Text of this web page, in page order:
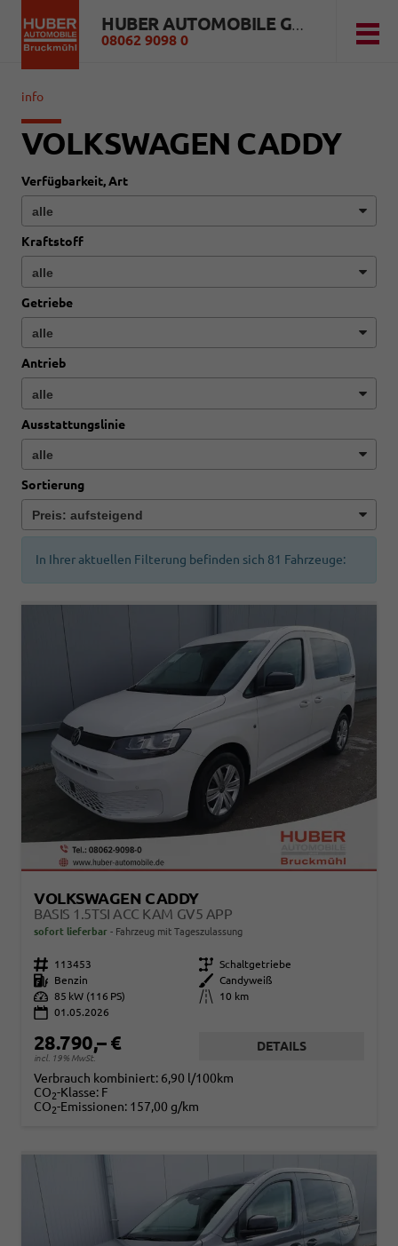
HUBER AUTOMOBILE GMBH
08062 9098 0
info
VOLKSWAGEN CADDY
Verfügbarkeit, Art
Kraftstoff
Getriebe
Antrieb
Ausstattungslinie
Sortierung
In Ihrer aktuellen Filterung befinden sich 81 Fahrzeuge:
VOLKSWAGEN CADDY
BASIS 1.5TSI ACC KAM GV5 APP
sofort lieferbar Fahrzeug mit Tageszulassung
Fahrzeugnr. 113453 Getriebe Schaltgetriebe
Kraftstoff
Benzin Außenfarbe
Candyweiß
Leistung 85 kW (116 PS) Kilometerstand
10 km
01.05.2026
28.790,– €
incl. 19% MwSt.
DETAILS
Verbrauch kombiniert: 6,90 l/100km
CO2-Klasse: F
CO2-Emissionen: 157,00 g/km